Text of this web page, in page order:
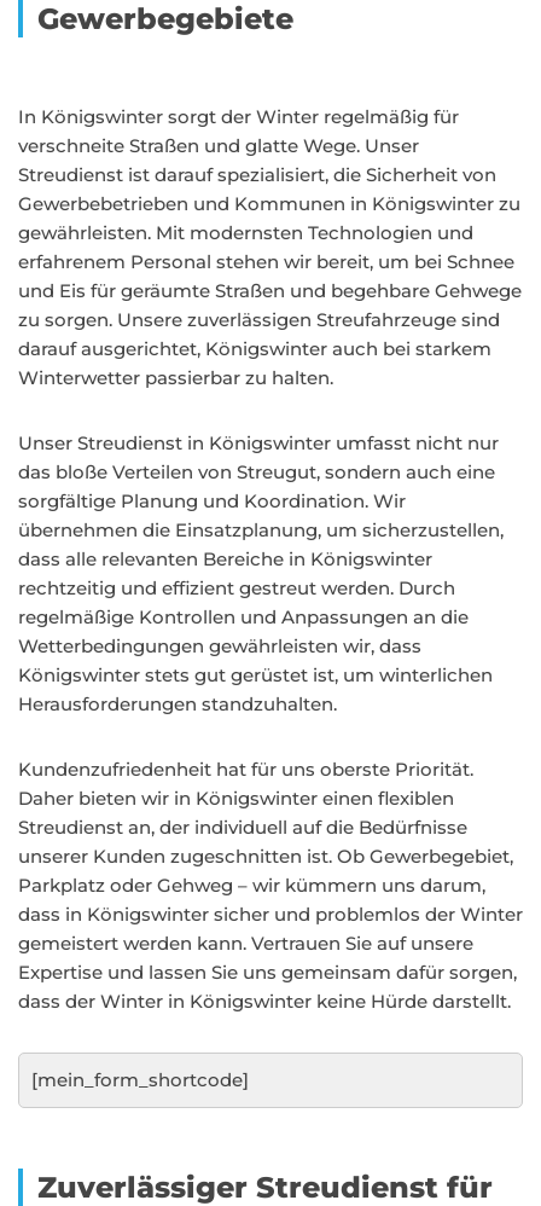
Gewerbegebiete
In Königswinter sorgt der Winter regelmäßig für
verschneite Straßen und glatte Wege. Unser
Streudienst ist darauf spezialisiert, die Sicherheit von
Gewerbebetrieben und Kommunen in Königswinter zu
gewährleisten. Mit modernsten Technologien und
erfahrenem Personal stehen wir bereit, um bei Schnee
und Eis für geräumte Straßen und begehbare Gehwege
zu sorgen. Unsere zuverlässigen Streufahrzeuge sind
darauf ausgerichtet, Königswinter auch bei starkem
Winterwetter passierbar zu halten.
Unser Streudienst in Königswinter umfasst nicht nur
das bloße Verteilen von Streugut, sondern auch eine
sorgfältige Planung und Koordination. Wir
übernehmen die Einsatzplanung, um sicherzustellen,
dass alle relevanten Bereiche in Königswinter
rechtzeitig und effizient gestreut werden. Durch
regelmäßige Kontrollen und Anpassungen an die
Wetterbedingungen gewährleisten wir, dass
Königswinter stets gut gerüstet ist, um winterlichen
Herausforderungen standzuhalten.
Kundenzufriedenheit hat für uns oberste Priorität.
Daher bieten wir in Königswinter einen flexiblen
Streudienst an, der individuell auf die Bedürfnisse
unserer Kunden zugeschnitten ist. Ob Gewerbegebiet,
Parkplatz oder Gehweg – wir kümmern uns darum,
dass in Königswinter sicher und problemlos der Winter
gemeistert werden kann. Vertrauen Sie auf unsere
Expertise und lassen Sie uns gemeinsam dafür sorgen,
dass der Winter in Königswinter keine Hürde darstellt.
[mein_form_shortcode]
Zuverlässiger Streudienst für